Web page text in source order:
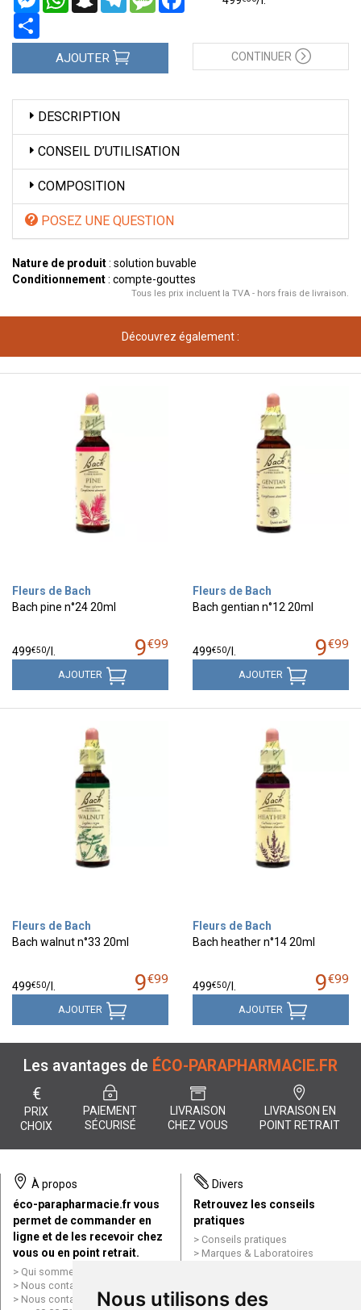
Nous utilisons des
AJOUTER CONTINUER
DESCRIPTION
CONSEIL D’UTILISATION
COMPOSITION
POSEZ UNE QUESTION
Nature de produit: solution buvable
Conditionnement: compte-gouttes
Tous les prix incluent la TVA - hors frais de livraison.
Découvrez également :
Fleurs de Bach
Bach pine n°24 20ml
9€99
499€50/
AJOUTER
Fleurs de Bach
Bach gentian n°12 20ml
9€99
499€50/
AJOUTER
Fleurs de Bach
Bach walnut n°33 20ml
9€99
499€50/
AJOUTER
Fleurs de Bach
Bach heather n°14 20ml
9€99
499€50/
AJOUTER
Les avantages de ÉCO-PARAPHARMACIE.FR
€
PRIX
CHOIX
PAIEMENT
SÉCURISÉ
LIVRAISON
CHEZ VOUS
LIVRAISON EN
POINT RETRAIT
À propos
éco-parapharmacie.fr vous
permet de commander en
ligne et de les recevoir chez
vous ou en point retrait.
Qui sommes nous ?
Nous contacter par e-mail
Nous contacter par téléphone
Divers
Retrouvez les conseils
pratiques
Conseils pratiques
Marques & Laboratoires
Mentions légales